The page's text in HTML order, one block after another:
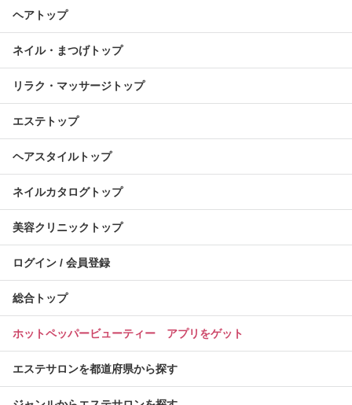
ヘアトップ
ネイル・まつげトップ
リラク・マッサージトップ
エステトップ
ヘアスタイルトップ
ネイルカタログトップ
美容クリニックトップ
ログイン / 会員登録
総合トップ
ホットペッパービューティー アプリをゲット
エステサロンを都道府県から探す